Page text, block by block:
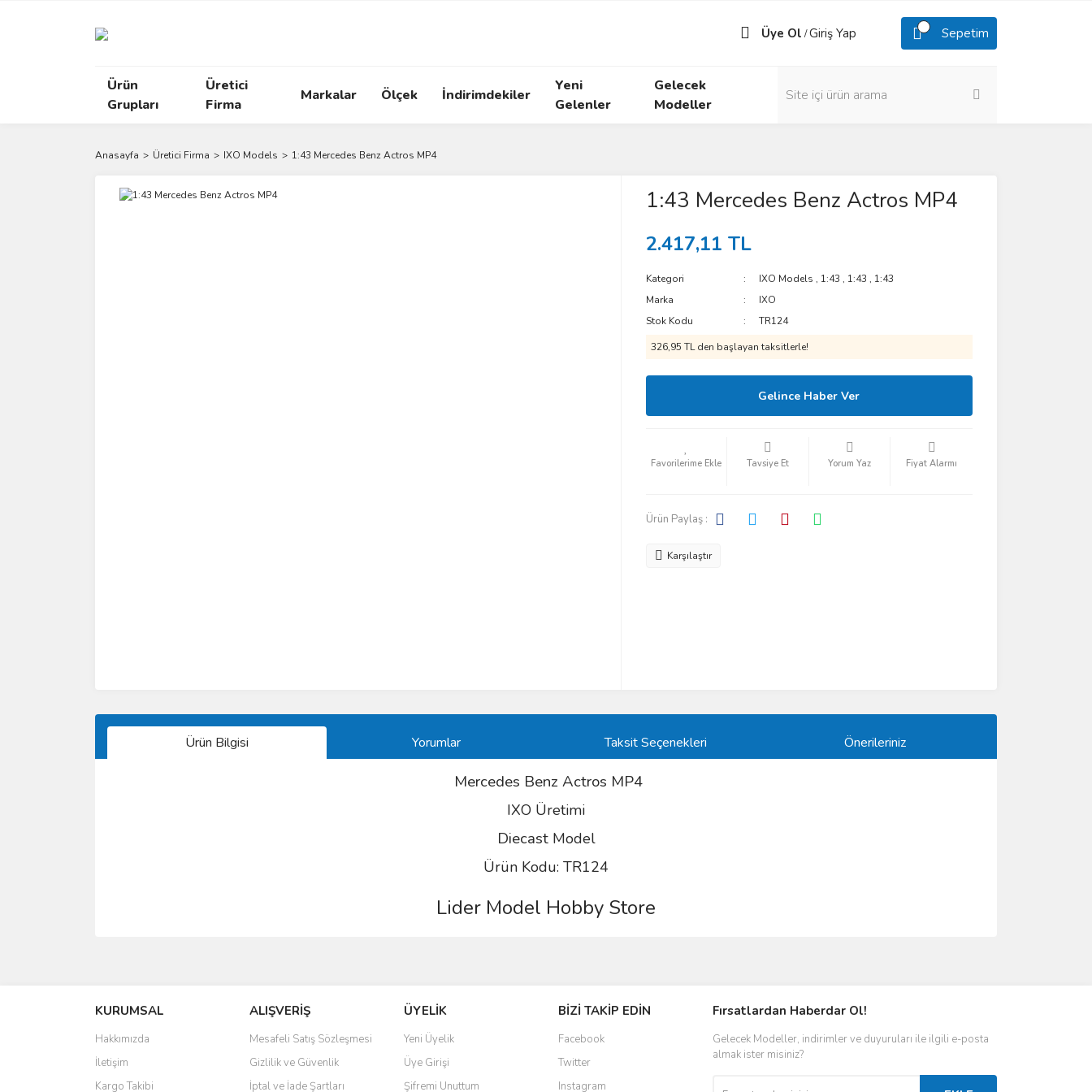
Üye Ol /Giriş Yap Sepetim
Ürün
Grupları
Üretici
Firma
Markalar Ölçek İndirimdekiler
Yeni
Gelenler
Gelecek
Modeller
Anasayfa Üretici Firma IXO Models 1:43 Mercedes Benz Actros MP4
1:43 Mercedes Benz Actros MP4
2.417,11 TL
Kategori IXO Models , 1:43 , 1:43 , 1:43
Marka
IXO
Stok Kodu
TR124
326,95 TL den başlayan taksitlerle!
Gelince Haber Ver
Tavsiye Et Yorum Yaz Fiyat Alarmı
Ürün Paylaş :
Karşılaştır
Ürün Bilgisi Yorumlar Taksit Seçenekleri Önerileriniz
Mercedes Benz Actros MP4
IXO Üretimi
Diecast Model
Ürün Kodu: TR124
Lider Model Hobby Store
Ürün resmi kalitesiz, bozuk veya görüntülenemiyor.
Ürün açıklamasında eksik bilgiler bulunuyor.
Ürün bilgilerinde hatalar bulunuyor.
Ürün fiyatı diğer sitelerden daha pahalı.
KURUMSAL
Hakkımızda
İletişim
Kargo Takibi
ALIŞVERİŞ
Mesafeli Satış Sözleşmesi
Gizlilik ve Güvenlik
İptal ve İade Şartları
ÜYELİK
Yeni Üyelik
Üye Girişi
Şifremi Unuttum
BİZİ TAKİP EDİN
Facebook
Twitter
Instagram
Fırsatlardan Haberdar Ol!
Gelecek Modeller, indirimler ve duyuruları ile ilgili e-posta
almak ister misiniz?